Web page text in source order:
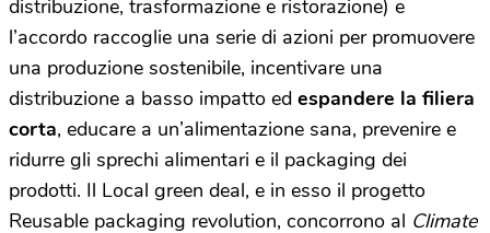
distribuzione, trasformazione e ristorazione) e
l’accordo raccoglie una serie di azioni per promuovere
una produzione sostenibile, incentivare una
distribuzione a basso impatto ed espandere la filiera
corta, educare a un’alimentazione sana, prevenire e
ridurre gli sprechi alimentari e il packaging dei
prodotti. Il Local green deal, e in esso il progetto
Reusable packaging revolution, concorrono al Climate